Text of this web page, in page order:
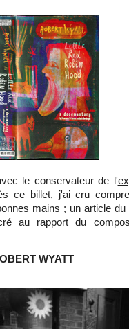
le conservateur de l'
ce billet, j'ai cru
mains ; un article
au rapport du
WYATT